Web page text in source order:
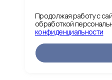
Продолжая работу с
обработкой
конфиденциальности